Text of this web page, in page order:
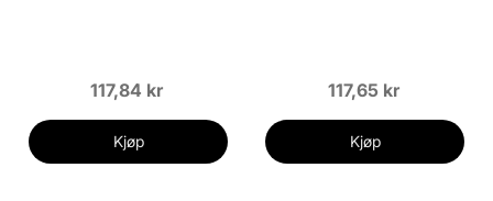
117,84 kr
Kjøp
117,65 kr
Kjøp